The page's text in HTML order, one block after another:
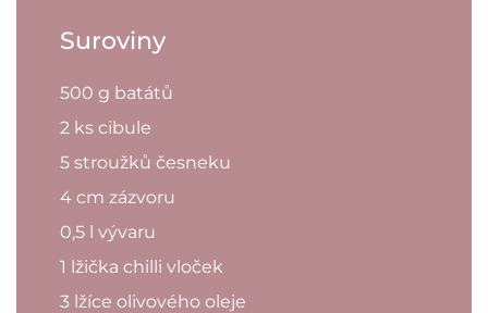
Suroviny
500 g batátů
2 ks cibule
5 stroužků česneku
4 cm zázvoru
0,5 l vývaru
1 lžička chilli vloček
3 lžíce olivového oleje